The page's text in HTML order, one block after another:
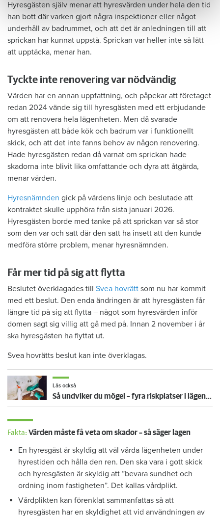
Hyresgästen själv menar att hyresvärden under hela den tid
han bott där varken gjort några inspektioner eller något
underhåll av badrummet, och att det är anledningen till att
sprickan har kunnat uppstå. Sprickan var heller inte så lätt
att upptäcka, menar han.
Tyckte inte renovering var nödvändig
Värden har en annan uppfattning, och påpekar att företaget
redan 2024 vände sig till hyresgästen med ett erbjudande
om att renovera hela lägenheten. Men då svarade
hyresgästen att både kök och badrum var i funktionellt
skick, och att det inte fanns behov av någon renovering.
Hade hyresgästen redan då varnat om sprickan hade
skadorna inte blivit lika omfattande och dyra att åtgärda,
menar värden.
Hyresnämnden gick på värdens linje och beslutade att
kontraktet skulle upphöra från sista januari 2026.
Hyresgästen borde med tanke på att sprickan var så stor
som den var och satt där den satt ha insett att den kunde
medföra större problem, menar hyresnämnden.
Får mer tid på sig att flytta
Beslutet överklagades till Svea hovrätt som nu har kommit
med ett beslut. Den enda ändringen är att hyresgästen får
längre tid på sig att flytta – något som hyresvärden inför
domen sagt sig villig att gå med på. Innan 2 november i år
ska hyresgästen ha flyttat ut.
Svea hovrätts beslut kan inte överklagas.
Läs också
Så undviker du mögel – fyra riskplatser i lägenheten: ”Måste städa bort”
Fakta: Värden måste få veta om skador – så säger lagen
En hyresgäst är skyldig att väl vårda lägenheten under
hyrestiden och hålla den ren. Den ska vara i gott skick
och hyresgästen är skyldig att ”bevara sundhet och
ordning inom fastigheten”. Det kallas vårdplikt.
Vårdplikten kan förenklat sammanfattas så att
hyresgästen har en skyldighet att vid användningen av